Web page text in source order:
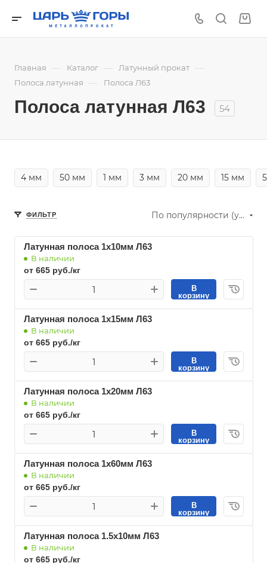
Главная — Каталог — Латунный прокат —
Полоса латунная — Полоса Л63
Полоса латунная Л63 54
4 мм 50 мм 1 мм 3 мм 20 мм 15 мм
ФИЛЬТР По популярности (убывание)
Латунная полоса 1х10мм Л63
В наличии
от 665 руб./кг
В
корзину
Латунная полоса 1х15мм Л63
В наличии
от 665 руб./кг
В
корзину
Латунная полоса 1х20мм Л63
В наличии
от 665 руб./кг
В
корзину
Латунная полоса 1х60мм Л63
В наличии
от 665 руб./кг
В
корзину
Латунная полоса 1.5х10мм Л63
В наличии
от 665 руб./кг